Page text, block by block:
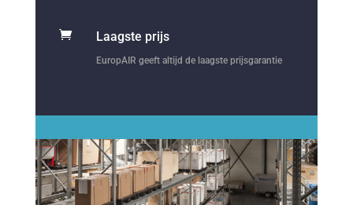
 Laagste prijs
EuropAIR geeft altijd de laagste prijsgarantie